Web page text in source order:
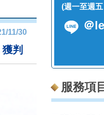
11/30
判
(週一至週
＠
服務項